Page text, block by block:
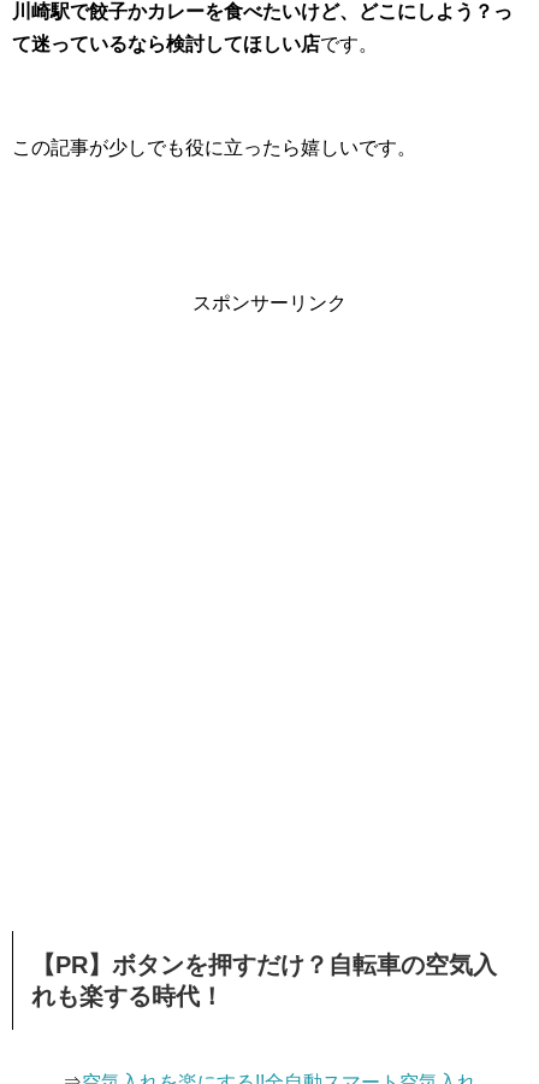
川崎駅で餃子かカレーを食べたいけど、どこにしよう？っ
て迷っているなら検討してほしい店です。
この記事が少しでも役に立ったら嬉しいです。
スポンサーリンク
【PR】ボタンを押すだけ？自転車の空気入
れも楽する時代！